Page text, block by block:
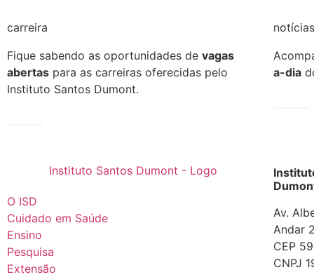
carreira
Fique sabendo as oportunidades de vagas
abertas para as carreiras oferecidas pelo
Instituto Santos Dumont.
notícias
a-dia
O ISD
Cuidado em Saúde
Ensino
Pesquisa
Extensão
Av.
Andar
CEP
CNPJ